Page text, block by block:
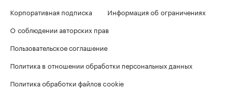
Корпоративная подписка
Информация об ограничениях
О соблюдении авторских прав
Пользовательское соглашение
Политика в отношении обработки персональных данных
Политика обработки файлов cookie